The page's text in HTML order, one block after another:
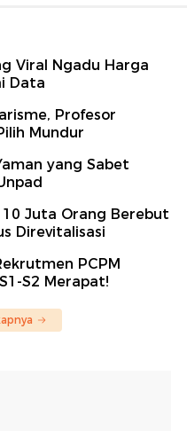
Viral Ngadu Harga
Data
Profesor
Mundur
yang Sabet
10 Juta Orang Berebut
Direvitalisasi
PCPM
S2 Merapat!